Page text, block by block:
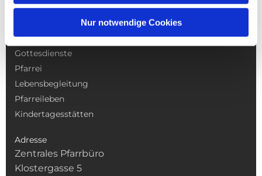
Nur notwendige Cookies
NAVIGATION
Gottesdienste
Pfarrei
Lebensbegleitung
Pfarreileben
Kindertagesstätten
Adresse
Zentrales Pfarrbüro
Klostergasse 5